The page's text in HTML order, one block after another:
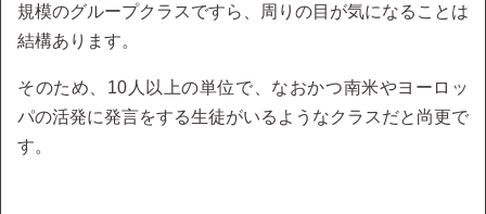
規模のグループクラスですら、周りの目が気になることは
結構あります。
そのため、10人以上の単位で、なおかつ南米やヨーロッ
パの活発に発言をする生徒がいるようなクラスだと尚更で
す。